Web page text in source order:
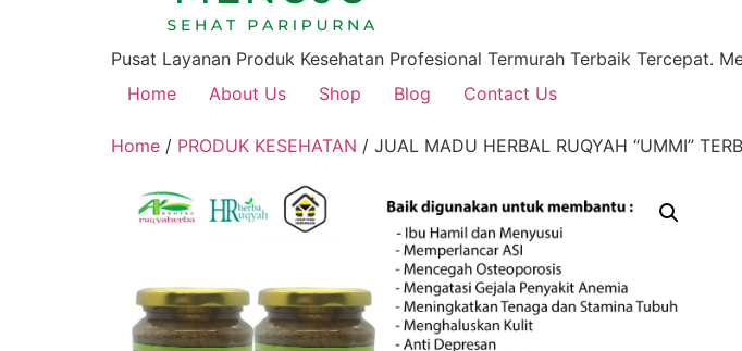
Pusat Layanan Produk Kesehatan Profesional Termurah Terbaik Tercepat.
Home
About Us Shop Blog Contact Us
Home / PRODUK KESEHATAN / JUAL MADU HERBAL RUQYAH “UMMI”